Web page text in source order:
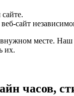
сайт
месте. Наш
их.
часов,